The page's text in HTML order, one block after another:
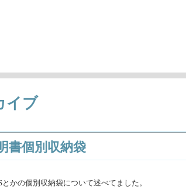
イブ
書個別収納袋
かの個別収納袋について述べてました。